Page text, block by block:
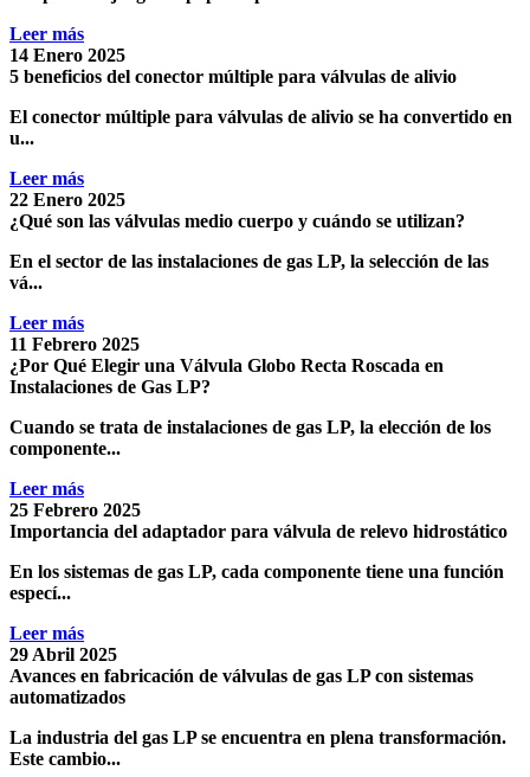
Leer más
14 Enero 2025
5 beneficios del conector múltiple para válvulas de alivio
El conector múltiple para válvulas de alivio se ha convertido en
u...
Leer más
22 Enero 2025
¿Qué son las válvulas medio cuerpo y cuándo se utilizan?
En el sector de las instalaciones de gas LP, la selección de las
vá...
Leer más
11 Febrero 2025
¿Por Qué Elegir una Válvula Globo Recta Roscada en
Instalaciones de Gas LP?
Cuando se trata de instalaciones de gas LP, la elección de los
componente...
Leer más
25 Febrero 2025
Importancia del adaptador para válvula de relevo hidrostático
En los sistemas de gas LP, cada componente tiene una función
especí...
Leer más
29 Abril 2025
Avances en fabricación de válvulas de gas LP con sistemas
automatizados
La industria del gas LPse encuentra en plena transformación.
Este cambio...